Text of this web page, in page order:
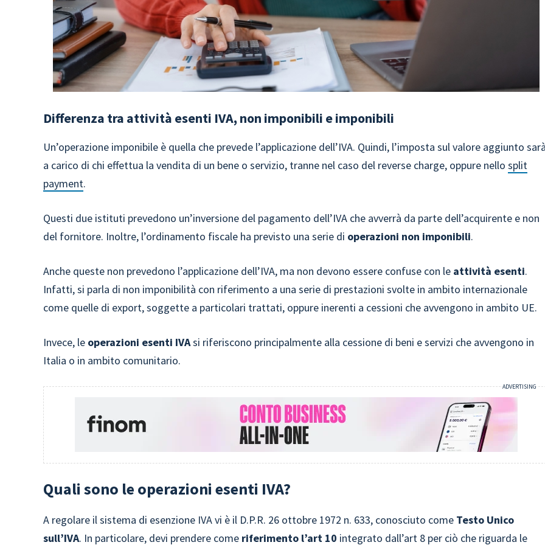
Differenza tra attività esenti IVA, non imponibili e imponibili
Un’operazione imponibile è quella che prevede l’applicazione dell’IVA. Quindi, l’imposta sul valore aggiunto
a carico di chi effettua la vendita di un bene o servizio, tranne nel caso del reverse charge, oppure nellosplit
payment.
Questi due istituti prevedono un’inversione del pagamento dell’IVA che avverrà da parte dell’acquirente e non
del fornitore. Inoltre, l’ordinamento fiscale ha previsto una serie di operazioni non imponibili.
Anche queste non prevedono l’applicazione dell’IVA, ma non devono essere confuse con le attività esenti.
Infatti, si parla di non imponibilità con riferimento a una serie di prestazioni svolte in ambito internazionale
come quelle di export, soggette a particolari trattati, oppure inerenti a cessioni che avvengono in ambito UE.
Invece, le operazioni esenti IVAsi riferiscono principalmente alla cessione di beni e servizi che avvengono in
Italia o in ambito comunitario.
Quali sono le operazioni esenti IVA?
A regolare il sistema di esenzione IVA vi è il D.P.R. 26 ottobre 1972 n. 633, conosciuto come Testo Unico
sull’IVA. In particolare, devi prendere come riferimento l’art 10 integrato dall’art 8 per ciò che riguarda le